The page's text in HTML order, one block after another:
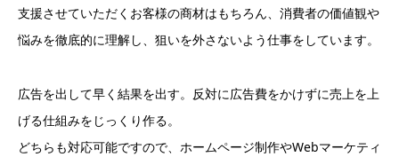
支援させていただくお客様の商材はもちろん、消費者の価値観や
悩みを徹底的に理解し、狙いを外さないよう仕事をしています。
広告を出して早く結果を出す。反対に広告費をかけずに売上を上
げる仕組みをじっくり作る。
どちらも対応可能ですので、ホームページ制作やWebマーケティ